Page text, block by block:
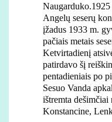
Naugarduko.
Angelų seserų
įžadus 1933 m.
pačiais metais
Ketvirtadienį
patirdavo šį
pentadieniais po
Sesuo Vanda
ištremta
Konstancine,